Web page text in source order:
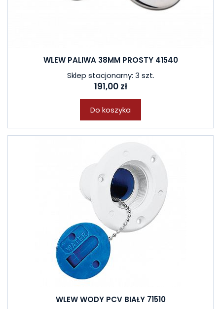
WLEW PALIWA 38MM PROSTY 41540
Sklep stacjonarny: 3 szt.
191,00 zł
Do koszyka
WLEW WODY PCV BIAŁY 71510